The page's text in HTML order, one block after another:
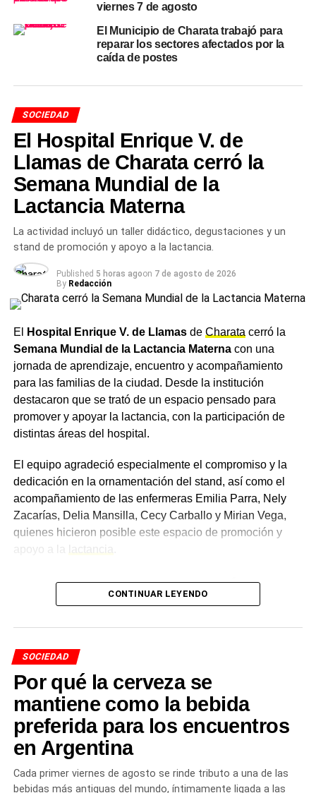
Desde el Conservatorio Fracassi agradecieron
especialmente el compromiso de la profesional para
llevar adelante ambos encuentros.«Agradecemos a la
profesional por su predisposición»
Charata.
TEMAS RELACIONADOS
CHARATA NOTICIAS
CONSERVATORIO FRACASSI
EDUCACIÓN SEXUAL INTEGRAL
ESCUELA DE PATÍN TRAPITO
JESSICA CARROCINO
NOTICIAS CHARATA
NOTICIAS CHARATA HOY
NOTICIAS DE CHARATA
NOTICIAS DE CHARATA CHACO HOY
ACTUALIDAD
Eliana Marisel López juró como nueva jueza del
Juzgado de Faltas de Charata
Charata explotó de alegría con la remontada de
viernes 7 de agosto
El Municipio de Charata trabajó para
reparar los sectores afectados por la
caída de postes
SOCIEDAD
El Hospital Enrique V. de
Llamas de Charata cerró la
Semana Mundial de la
Lactancia Materna
La actividad incluyó un taller didáctico, degustaciones y un
stand de promoción y apoyo a la lactancia.
Published 5 horas agoon 7 de agosto de 2026
By Redacción
El Hospital Enrique V. de Llamasde Charata cerró la
Semana Mundial de la Lactancia Maternacon una
jornada de aprendizaje, encuentro y acompañamiento
para las familias de la ciudad. Desde la institución
destacaron que se trató de un espacio pensado para
promover y apoyar la lactancia, con la participación de
distintas áreas del hospital.
El equipo agradeció especialmente el compromiso y la
dedicación en la ornamentación del stand, así como el
acompañamiento de las enfermeras Emilia Parra, Nely
Zacarías, Delia Mansilla, Cecy Carballo y Mirian Vega,
quienes hicieron posible este espacio de promoción y
lactancia
Un taller con información
Obstetricia Carina Fretes
Mariana Pujol, quienes estuvieron a cargo del taller
didáctico, brindando información basada en evidencia y
respondiendo las inquietudes de las familias presentes.
Además, agradecieron a las cocineras del hospital, Ana
Ledezma y Ramona Fernández, por preparar las
degustaciones que se compartieron durante la jornada.
CONTINUAR LEYENDO
SOCIEDAD
Por qué la cerveza se
mantiene como la bebida
preferida para los encuentros
en Argentina
Cada primer viernes de agosto se rinde tributo a una de las
bebidas más antiguas del mundo, íntimamente ligada a las